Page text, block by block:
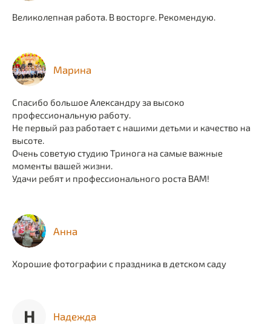
Великолепная работа. В восторге. Рекомендую.
Марина
Спасибо большое Александру за высоко
профессиональную работу.
Не первый раз работает с нашими детьми и качество на
высоте.
Очень советую студию Тринога на самые важные
моменты вашей жизни.
Удачи ребят и профессионального роста ВАМ!
Анна
Хорошие фотографии с праздника в детском саду
Н Надежда